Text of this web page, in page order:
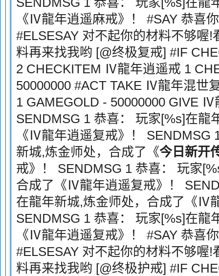
《Ⅳ龍年逍遥麻戒》！ #SAY 恭喜
#ELSESAY 对不起你的材料不够喔
料再来找我哟 [@终极复戒] #IF
2 CHECKITEM Ⅳ龍年逍遥戒 1
50000000 #ACT TAKE Ⅳ龍年混世
1 GAMEGOLD - 50000000 GIVE Ⅳ
SENDMSG 1 恭喜： 玩家[%s]在龍
《Ⅳ龍年逍遥复戒》！ SENDMSG
新城,炼金师处，合成了《今日新开
戒》！ SENDMSG 1 恭喜： 玩家
合成了《Ⅳ龍年逍遥复戒》！
在龍年新城,炼金师处，合成了《Ⅳ
SENDMSG 1 恭喜： 玩家[%s]在龍
《Ⅳ龍年逍遥复戒》！ #SAY 恭喜
#ELSESAY 对不起你的材料不够喔
料再来找我哟 [@终极护戒] #IF